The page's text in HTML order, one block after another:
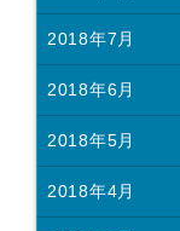
2018年7月
2018年6月
2018年5月
2018年4月